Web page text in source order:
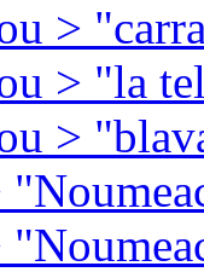
>
> "la
>